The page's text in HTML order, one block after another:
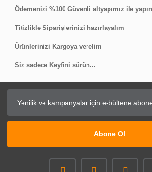
Ödemenizi %100 Güvenli altyapımız ile yapın
Titizlikle Siparişlerinizi hazırlayalım
Ürünlerinizi Kargoya verelim
Siz sadece Keyfini sürün...
Abone Ol